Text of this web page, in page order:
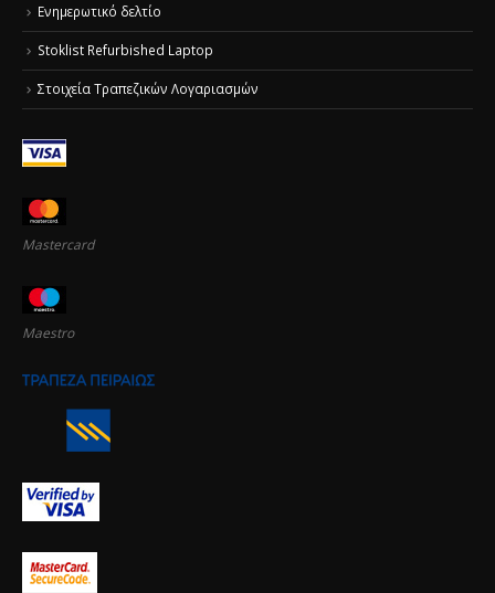
Ενημερωτικό δελτίο
Stoklist Refurbished Laptop
Στοιχεία Τραπεζικών Λογαριασμών
Mastercard
Maestro